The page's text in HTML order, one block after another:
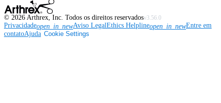
© 2026 Arthrex, Inc. Todos os direitos reservadosv3.56.0
Privacidadeopen_in_newAviso LegalEthics Helplineopen_in_newEntre em
contatoAjuda Cookie Settings